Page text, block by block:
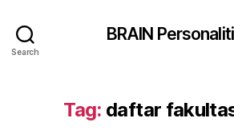
Search
BRAIN
Tag: daftar